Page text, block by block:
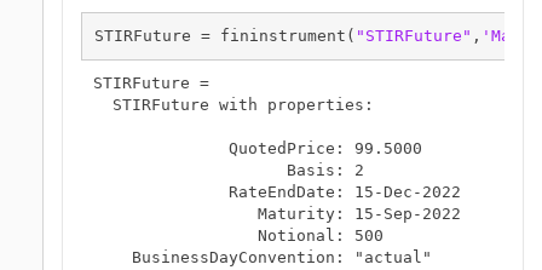
STIRFuture = fininstrument( "STIRFuture" ,
STIRFuture =
  STIRFuture with properties:
              QuotedPrice: 99.5000
                    Basis: 2
              RateEndDate: 15-Dec-2022
                 Maturity: 15-Sep-2022
                 Notional: 500
    BusinessDayConvention: "actual"